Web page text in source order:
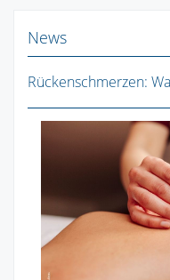
News
Rückenschmerzen: